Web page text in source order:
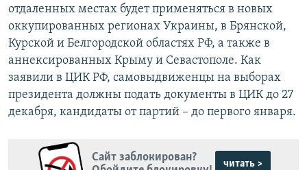
отдаленных местах будет применяться в новых
оккупированных регионах Украины, в Брянской,
Курской и Белгородской областях РФ, а также в
аннексированных Крыму и Севастополе. Как
заявили в ЦИК РФ, самовыдвиженцы на выборах
президента должны подать документы в ЦИК до 27
декабря, кандидаты от партий – до первого января.
Сайт заблокирован?
читать >